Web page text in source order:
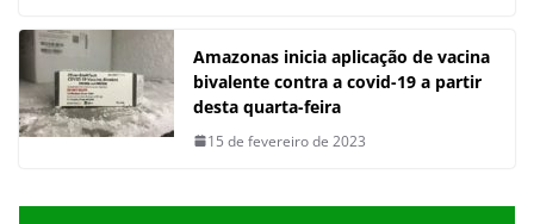
Amazonas inicia aplicação de vacina
bivalente contra a covid-19 a partir
desta quarta-feira
15 de fevereiro de 2023